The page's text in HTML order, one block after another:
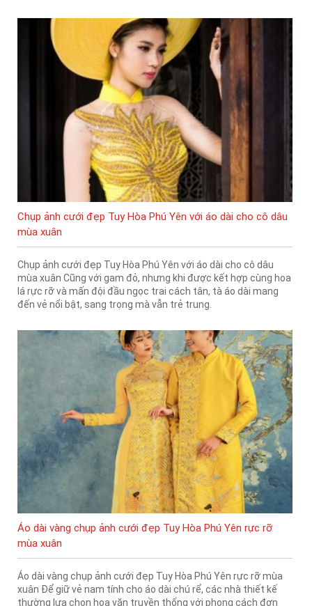
Chụp ảnh cưới đẹp Tuy Hòa Phú Yên với áo dài cho cô dâu
mùa xuân
Chụp ảnh cưới đẹp Tuy Hòa Phú Yên với áo dài cho cô dâu
mùa xuân Cũng với gam đỏ, nhưng khi được kết hợp cùng hoa
lá rực rỡ và mấn đội đầu ngọc trai cách tân, tà áo dài mang
đến vẻ nổi bật, sang trọng mà vẫn trẻ trung.
Áo dài vàng chụp ảnh cưới đẹp Tuy Hòa Phú Yên rực rỡ
mùa xuân
Áo dài vàng chụp ảnh cưới đẹp Tuy Hòa Phú Yên rực rỡ mùa
xuân Để giữ vẻ nam tính cho áo dài chú rể, các nhà thiết kế
thường lựa chọn hoa văn truyền thống với phong cách đơn